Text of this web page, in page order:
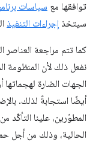
توافقها مع سياسات
سيتخذ إجراءات التنفيذ
كما تتم مراجعة العناصر
نفعل ذلك لأن المنظومة
الجهات الضارة
أيضًا استجابةً لذلك.
المطوّرين، علينا التأكّد
الحالية، وذلك من أجل